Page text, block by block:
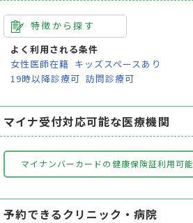
特徴から探す
よく利用される条件
女性医師在籍 キッズスペースあり
19時以降診療可 訪問診療可
マイナ受付対応可能な医療機関
マイナンバーカードの健康保険証利用可能
予約できるクリニック・病院